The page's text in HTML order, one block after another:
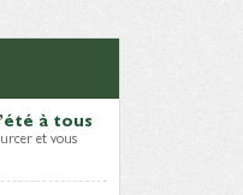
à tous
et vous